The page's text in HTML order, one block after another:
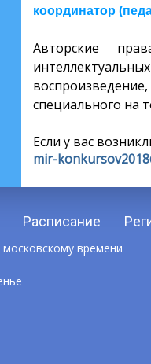
координатор
Авторские
специального на
Если у вас
mir-
Расписание
времени